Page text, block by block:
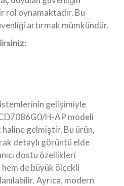
rol oynamaktadır. Bu
artırmak mümkündür.
gelişimiyle
H-AP modeli
gelmiştir. Bu ürün,
detaylı görüntü elde
dostu özellikleri
de büyük ölçekli
Ayrıca, modern